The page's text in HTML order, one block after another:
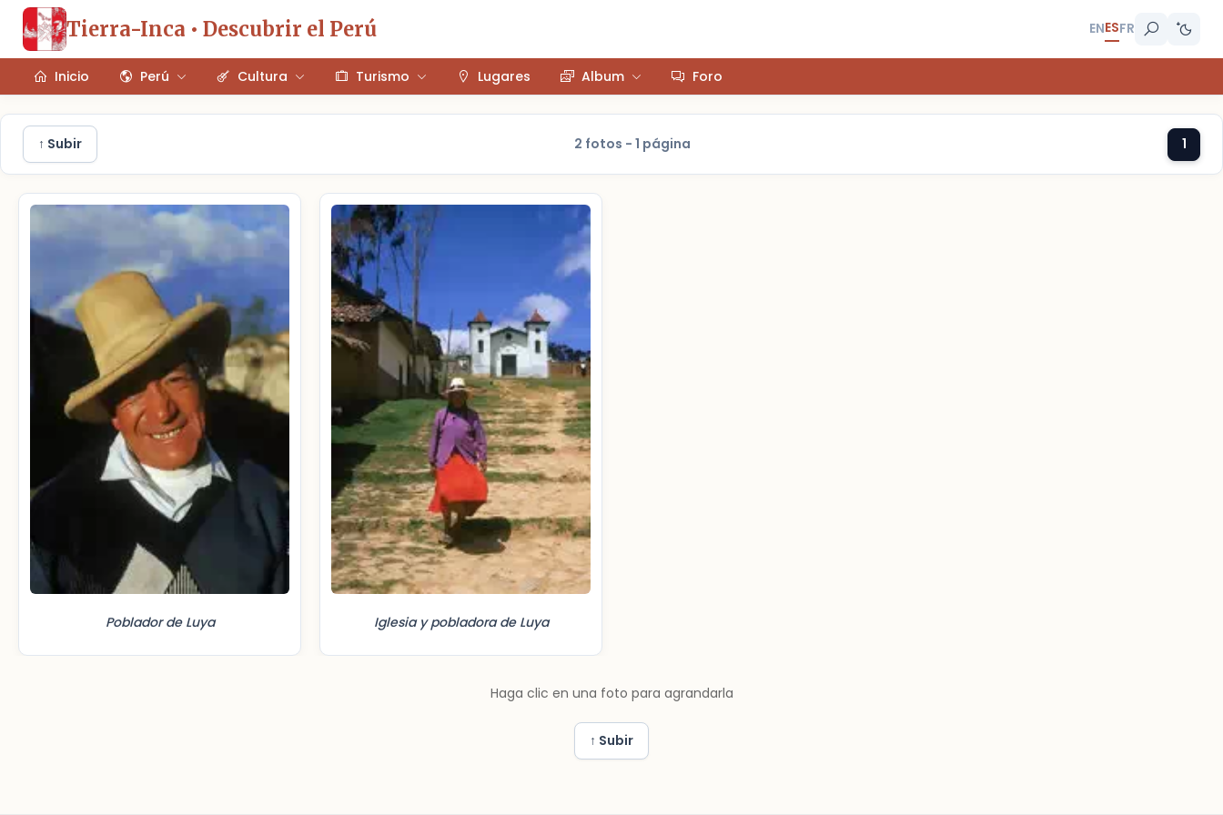
Tierra-Inca • Descubrir el Perú ENESFR
Inicio Perú Cultura Turismo Lugares Album Foro
↑ Subir 2 fotos - 1 página 1
Poblador de Luya Iglesia y pobladora de Luya
Haga clic en una foto para agrandarla
↑ Subir